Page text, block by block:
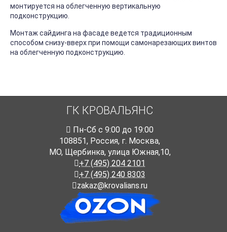
монтируется на облегченную вертикальную
подконструкцию.
Монтаж сайдинга на фасаде ведется традиционным
способом снизу-вверх при помощи самонарезающих винтов
на облегченную подконструкцию.
ГК КРОВАЛЬЯНС
Пн-Cб с 9:00 до 19:00
108851, Россия, г. Москва,
МО, Щербинка, улица Южная,10,
+7 (495) 204 2101
+7 (495) 240 8303
zakaz@krovalians.ru